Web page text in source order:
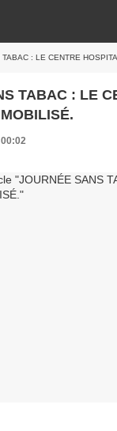
: LE CENTRE
TABAC : LE